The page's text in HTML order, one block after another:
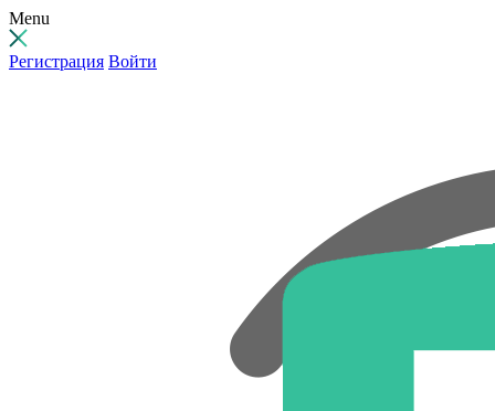
Menu
Регистрация Войти